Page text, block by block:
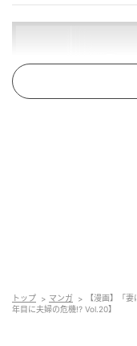
トップ マンガ
【漫画】「
年目に夫婦の危機!? Vol.20】